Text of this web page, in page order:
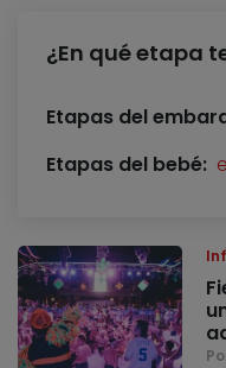
¿En qué etapa
Etapas del
Etapas del bebé: